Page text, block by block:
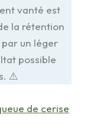
vanté est
la rétention
par un léger
possible
⚠️
de cerise